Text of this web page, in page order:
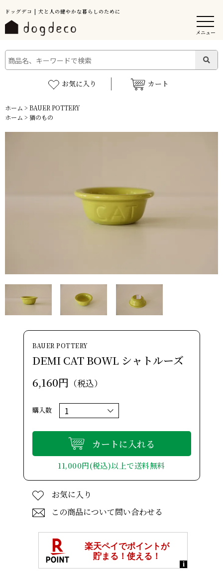
ドッグデコ | 犬と人の健やかな暮らしのために
メニュー
お気に入り カート
ホーム > BAUER POTTERY
ホーム > 猫のもの
BAUER POTTERY
DEMI CAT BOWL シャトルーズ
6,160円 （税込）
購入数
カートに入れる
11,000円(税込)以上で送料無料
お気に入り
この商品について問い合わせる